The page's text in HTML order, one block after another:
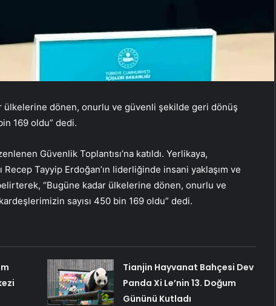
ülkelerine dönen, onurlu ve güvenli şekilde geri dönüş
169 oldu” dedi.
Güvenlik Toplantısı’na katıldı. Yerlikaya,
Tayyip Erdoğan’ın liderliğinde insani yaklaşım ve
“Bugüne kadar ülkelerine dönen, onurlu ve
sayısı 450 bin 169 oldu” dedi.
Tianjin Hayvanat Bahçesi Dev
Panda Xi Le’nin 13. Doğum
Gününü Kutladı